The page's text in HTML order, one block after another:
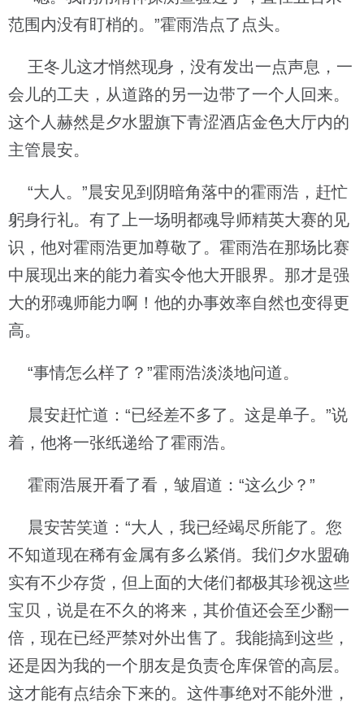
范围内没有盯梢的。”霍雨浩点了点头。
王冬儿这才悄然现身，没有发出一点声息，一
会儿的工夫，从道路的另一边带了一个人回来。
这个人赫然是夕水盟旗下青涩酒店金色大厅内的
主管晨安。
“大人。”晨安见到阴暗角落中的霍雨浩，赶忙
躬身行礼。有了上一场明都魂导师精英大赛的见
识，他对霍雨浩更加尊敬了。霍雨浩在那场比赛
中展现出来的能力着实令他大开眼界。那才是强
大的邪魂师能力啊！他的办事效率自然也变得更
高。
“事情怎么样了？”霍雨浩淡淡地问道。
晨安赶忙道：“已经差不多了。这是单子。”说
着，他将一张纸递给了霍雨浩。
霍雨浩展开看了看，皱眉道：“这么少？”
晨安苦笑道：“大人，我已经竭尽所能了。您
不知道现在稀有金属有多么紧俏。我们夕水盟确
实有不少存货，但上面的大佬们都极其珍视这些
宝贝，说是在不久的将来，其价值还会至少翻一
倍，现在已经严禁对外出售了。我能搞到这些，
还是因为我的一个朋友是负责仓库保管的高层。
这才能有点结余下来的。这件事绝对不能外泄，